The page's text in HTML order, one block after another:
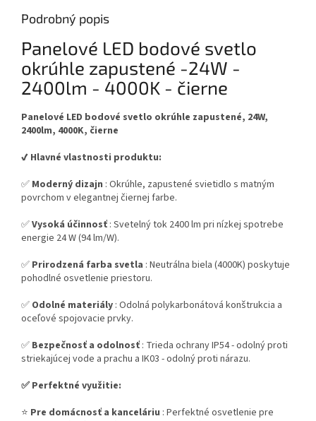
Podrobný popis
Panelové LED bodové svetlo
okrúhle zapustené -24W -
2400lm - 4000K - čierne
Panelové LED bodové svetlo okrúhle zapustené, 24W,
2400lm, 4000K, čierne
✔️ Hlavné vlastnosti produktu:
✅ Moderný dizajn : Okrúhle, zapustené svietidlo s matným
povrchom v elegantnej čiernej farbe.
✅Vysoká účinnosť : Svetelný tok 2400 lm pri nízkej spotrebe
energie 24 W (94 lm/W).
✅ Prirodzená farba svetla : Neutrálna biela (4000K) poskytuje
pohodlné osvetlenie priestoru.
✅ Odolné materiály : Odolná polykarbonátová konštrukcia a
oceľové spojovacie prvky.
✅ Bezpečnosť a odolnosť : Trieda ochrany IP54 - odolný proti
striekajúcej vode a prachu a IK03 - odolný proti nárazu.
✅ Perfektné využitie:
⭐ Pre domácnosť a kanceláriu : Perfektné osvetlenie pre